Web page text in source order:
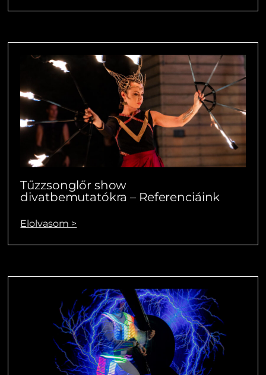
Tűzzsonglőr show
divatbemutatókra – Referenciáink
Elolvasom >